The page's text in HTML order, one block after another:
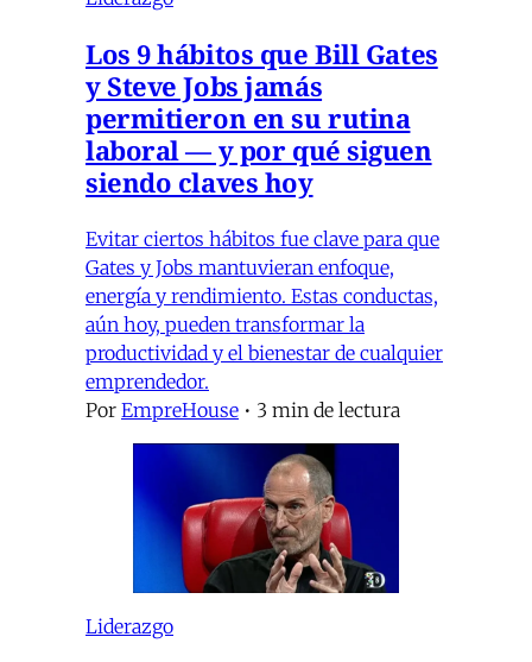
Los 9 hábitos que Bill Gates
y Steve Jobs jamás
permitieron en su rutina
laboral — y por qué siguen
siendo claves hoy
Evitar ciertos hábitos fue clave para que
Gates y Jobs mantuvieran enfoque,
energía y rendimiento. Estas conductas,
aún hoy, pueden transformar la
productividad y el bienestar de cualquier
emprendedor.
Por EmpreHouse • 3 min de lectura
Liderazgo